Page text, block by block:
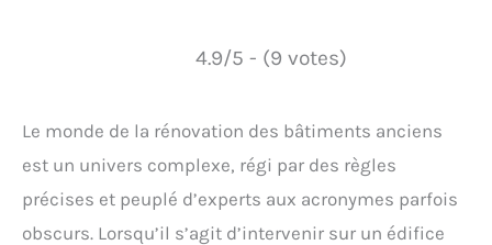
4.9/5 - (9 votes)
Le monde de la rénovation des bâtiments anciens
est un univers complexe, régi par des règles
précises et peuplé d’experts aux acronymes parfois
obscurs. Lorsqu’il s’agit d’intervenir sur un édifice